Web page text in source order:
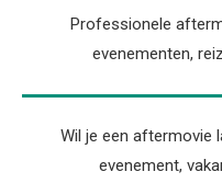
Professionele
evenementen,
Wil je een aftermovie
evenement,